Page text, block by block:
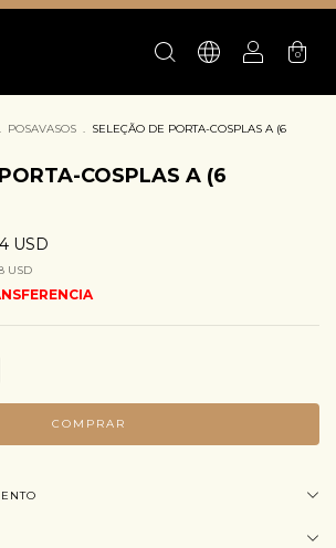
0
. POSAVASOS . SELEÇÃO DE PORTA-COSPLAS A (6
COSPLAS A (6
USD
USD